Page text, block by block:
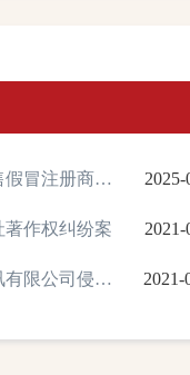
冒注册商标
缓刑
2025-
著作权纠纷案 2021-
限公司侵害 2021-